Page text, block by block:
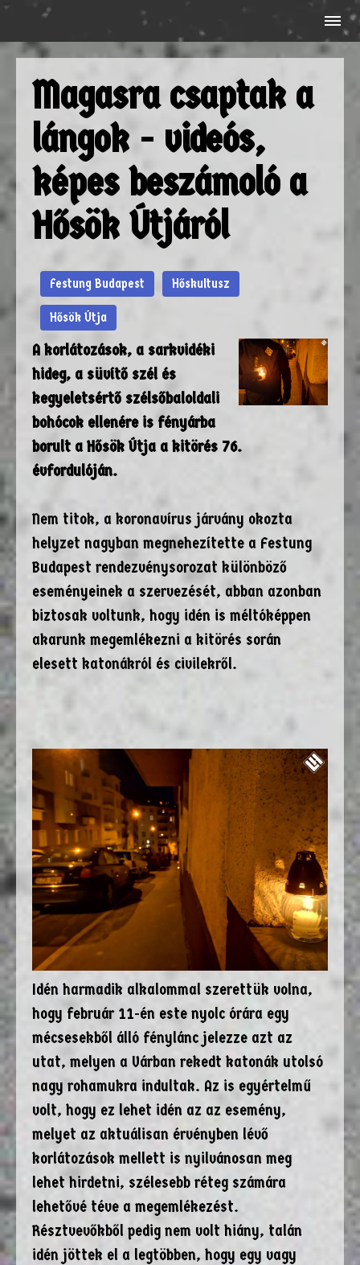
Magasra csaptak a
lángok - videós,
képes beszámoló a
Hősök Útjáról
Festung Budapest Hőskultusz
Hősök Útja
A korlátozások, a sarkvidéki
hideg, a süvítő szél és
kegyeletsértő szélsőbaloldali
bohócok ellenére is fényárba
borult a Hősök Útja a kitörés 76.
évfordulóján.
Nem titok, a koronavírus járvány okozta
helyzet nagyban megnehezítette a Festung
Budapest rendezvénysorozat különböző
eseményeinek a szervezését, abban azonban
biztosak voltunk, hogy idén is méltóképpen
akarunk megemlékezni a kitörés során
elesett katonákról és civilekről.
Idén harmadik alkalommal szerettük volna,
hogy február 11-én este nyolc órára egy
mécsesekből álló fénylánc jelezze azt az
utat, melyen a Várban rekedt katonák utolsó
nagy rohamukra indultak. Az is egyértelmű
volt, hogy ez lehet idén az az esemény,
melyet az aktuálisan érvényben lévő
korlátozások mellett is nyilvánosan meg
lehet hirdetni, szélesebb réteg számára
lehetővé téve a megemlékezést.
Résztvevőkből pedig nem volt hiány, talán
idén jöttek el a legtöbben, hogy egy vagy